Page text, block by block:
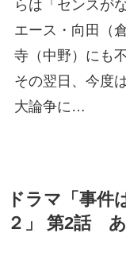
らは「センスが
エース・向田（
寺（中野）にも
その翌日、今度
大論争に…
ドラマ「事件
２」 第2話